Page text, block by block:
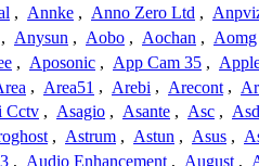
, Annke , Anno Zero Ltd ,
, Anysun , Aobo , Aochan , Aomg
, Aposonic , App Cam 35 ,
, Area51 , Arebi , Arecont ,
Cctv , Asagio , Asante , Asc ,
, Astrum , Astun , Asus ,
, Audio Enhancement , August ,